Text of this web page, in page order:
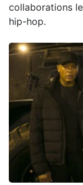
collaborations
hip-hop.